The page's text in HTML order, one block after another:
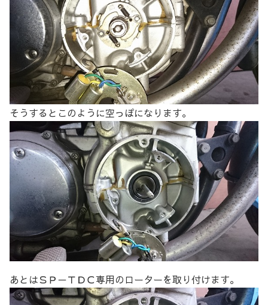
そうするとこのように空っぽになります。
あとはＳＰ－ＴＤＣ専用のローターを取り付けます。